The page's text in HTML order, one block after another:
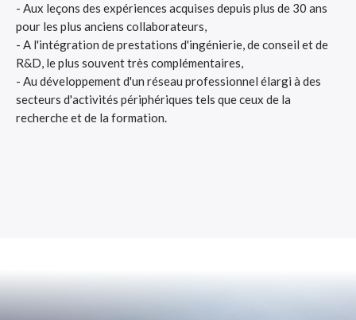
- Aux leçons des expériences acquises depuis plus de 30 ans
pour les plus anciens collaborateurs,
- A l'intégration de prestations d'ingénierie, de conseil et de
R&D, le plus souvent très complémentaires,
- Au développement d'un réseau professionnel élargi à des
secteurs d'activités périphériques tels que ceux de la
recherche et de la formation.